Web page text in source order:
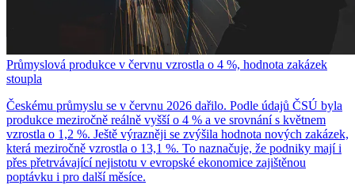
Průmyslová produkce v červnu vzrostla o 4 %, hodnota zakázek
stoupla
Českému průmyslu se v červnu 2026 dařilo. Podle údajů ČSÚ byla
produkce meziročně reálně vyšší o 4 % a ve srovnání s květnem
vzrostla o 1,2 %. Ještě výrazněji se zvýšila hodnota nových zakázek,
která meziročně vzrostla o 13,1 %. To naznačuje, že podniky mají i
přes přetrvávající nejistotu v evropské ekonomice zajištěnou
poptávku i pro další měsíce.